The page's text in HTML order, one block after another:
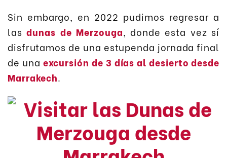
Sin embargo, en 2022 pudimos regresar a
lasdunas de Merzouga, donde esta vez sí
disfrutamos de una estupenda jornada final
de una excursión de 3 días al desierto desde
Marrakech.